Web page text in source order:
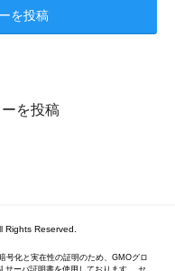
を投稿
を投稿
Rights Reserved.
号化と実在性の証明のため、GMOグロ
サーバ証明書を使用しております。 セ